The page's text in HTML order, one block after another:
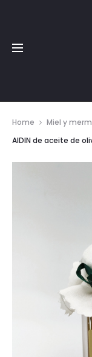
Home Miel y
AIDIN de aceite de